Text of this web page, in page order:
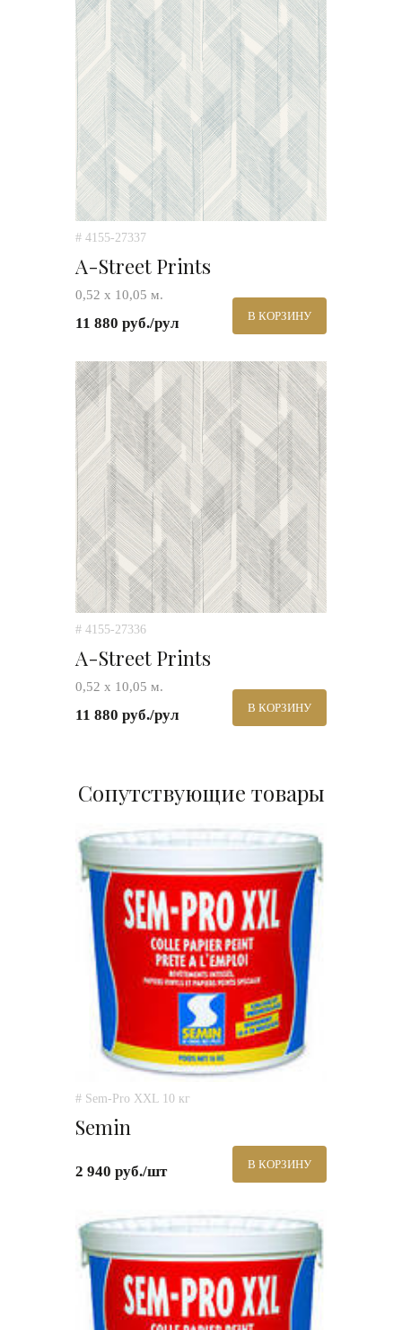
# 4155-27337
A-Street Prints
0,52 х 10,05 м.
11 880 руб./рул В КОРЗИНУ
# 4155-27336
A-Street Prints
0,52 х 10,05 м.
11 880 руб./рул В КОРЗИНУ
Сопутствующие товары
# Sem-Pro XXL 10 кг
Semin
2 940 руб./шт В КОРЗИНУ